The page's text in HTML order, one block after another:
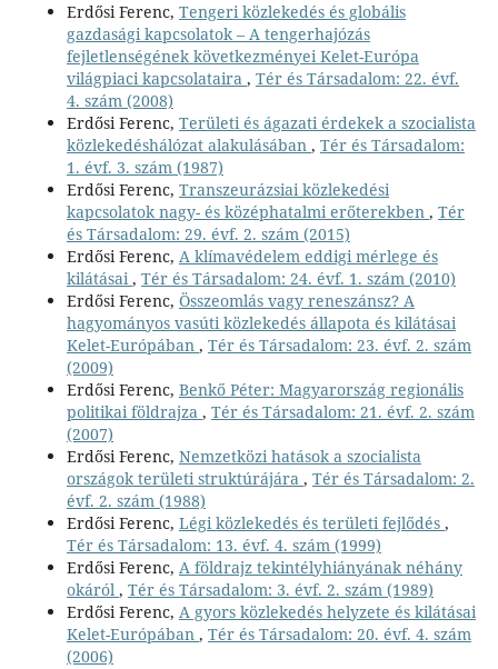
Erdősi Ferenc, Tengeri közlekedés és globális
gazdasági kapcsolatok – A tengerhajózás
fejletlenségének következményei Kelet-Európa
világpiaci kapcsolataira , Tér és Társadalom: 22. évf.
4. szám (2008)
Erdősi Ferenc, Területi és ágazati érdekek a szocialista
közlekedéshálózat alakulásában , Tér és Társadalom:
1. évf. 3. szám (1987)
Erdősi Ferenc, Transzeurázsiai közlekedési
kapcsolatok nagy- és középhatalmi erőterekben , Tér
és Társadalom: 29. évf. 2. szám (2015)
Erdősi Ferenc, A klímavédelem eddigi mérlege és
kilátásai, Tér és Társadalom: 24. évf. 1. szám (2010)
Erdősi Ferenc, Összeomlás vagy reneszánsz? A
hagyományos vasúti közlekedés állapota és kilátásai
Kelet-Európában , Tér és Társadalom: 23. évf. 2. szám
(2009)
Erdősi Ferenc, Benkő Péter: Magyarország regionális
politikai földrajza , Tér és Társadalom: 21. évf. 2. szám
(2007)
Erdősi Ferenc, Nemzetközi hatások a szocialista
országok területi struktúrájára , Tér és Társadalom: 2.
évf. 2. szám (1988)
Erdősi Ferenc, Légi közlekedés és területi fejlődés ,
Tér és Társadalom: 13. évf. 4. szám (1999)
Erdősi Ferenc, A földrajz tekintélyhiányának néhány
okáról , Tér és Társadalom: 3. évf. 2. szám (1989)
Erdősi Ferenc, A gyors közlekedés helyzete és kilátásai
Kelet-Európában , Tér és Társadalom: 20. évf. 4. szám
(2006)